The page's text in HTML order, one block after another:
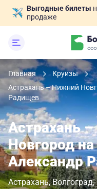
Выгодные билеты
продаже
Главная
Круизы
Астрахань – Нижний
Радищев
Астрахань
Новгород
Александр
Астрахань Волгоград